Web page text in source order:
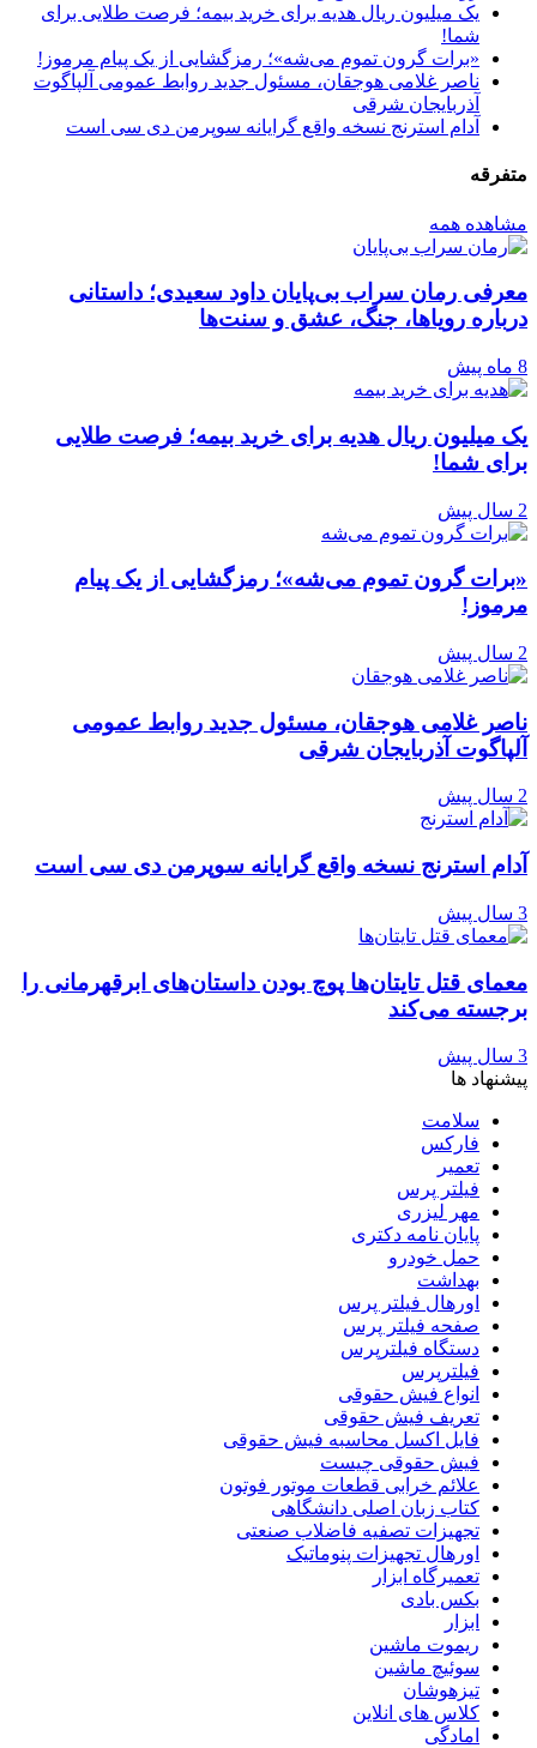
یک میلیون ریال هدیه برای خرید بیمه؛ فرصت طلایی برای
شما!
«برات گرون تموم می‌شه»؛ رمزگشایی از یک پیام مرموز!
ناصر غلامی هوجقان، مسئول جدید روابط عمومی آلپاگوت
آذربایجان شرقی
آدام استرنج نسخه واقع گرایانه سوپرمن دی سی است
متفرقه
مشاهده همه
معرفی رمان سراب بی‌پایان داود سعیدی؛ داستانی
درباره رویاها، جنگ، عشق و سنت‌ها
8 ماه پیش
یک میلیون ریال هدیه برای خرید بیمه؛ فرصت طلایی
برای شما!
2 سال پیش
«برات گرون تموم می‌شه»؛ رمزگشایی از یک پیام
مرموز!
2 سال پیش
ناصر غلامی هوجقان، مسئول جدید روابط عمومی
آلپاگوت آذربایجان شرقی
2 سال پیش
آدام استرنج نسخه واقع گرایانه سوپرمن دی سی است
3 سال پیش
معمای قتل تایتان‌ها پوچ بودن داستان‌های ابرقهرمانی را
برجسته می‌کند
3 سال پیش
پیشنهاد ها
سلامت
فارکس
تعمیر
فیلتر پرس
مهر لیزری
پایان نامه دکتری
حمل خودرو
بهداشت
اورهال فیلتر پرس
صفحه فیلتر پرس
دستگاه فیلترپرس
فیلترپرس
انواع فیش حقوقی
تعریف فیش حقوقی
فایل اکسل محاسبه فیش حقوقی
فیش حقوقی چیست
علائم خرابی قطعات موتور فوتون
کتاب زبان اصلی دانشگاهی
تجهیزات تصفیه فاضلاب صنعتی
اورهال تجهیزات پنوماتیک
تعمیرگاه ابزار
بکس بادی
ابزار
ریموت ماشین
سوئیچ ماشین
تیزهوشان
کلاس های انلاین
امادگی